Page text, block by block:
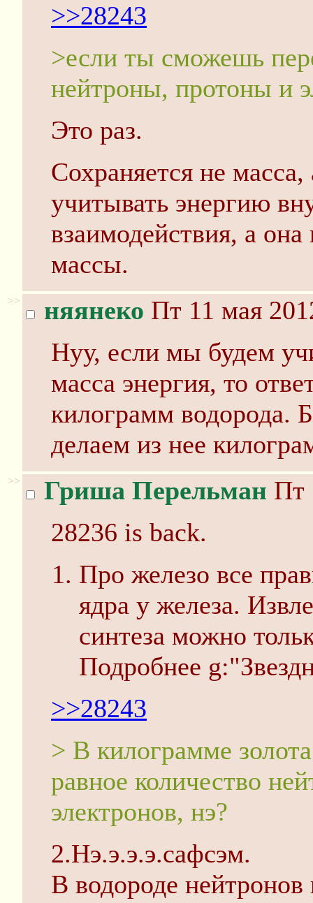
>>28243
>если ты сможешь
нейтроны, протоны и
Это раз.
Сохраняется не
учитывать энергию
взаимодействия, а
массы.
>> няянеко Пт 11 мая
Нуу, если мы будем
масса энергия, то
килограмм водорода.
делаем из нее
>> Гриша Перельман Пт
28236 is back.
Про железо все
ядра у железа.
синтеза можно
Подробнее
>>28243
> В килограмме
равное количество
электронов, нэ?
2.Нэ.э.э.э.сафсэм.
В водороде